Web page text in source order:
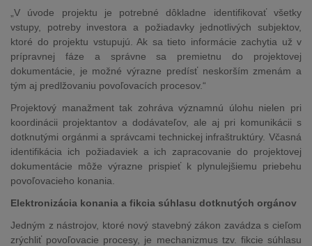
„V úvode projektu je potrebné dôkladne identifikovať všetky
vstupy, potreby investora a požiadavky jednotlivých subjektov,
ktoré do projektu vstupujú. Ak sa tieto informácie zachytia už v
prípravnej fáze a správne sa premietnu do projektovej
dokumentácie, je možné výrazne predísť neskorším zmenám a
tým aj predlžovaniu povoľovacích procesov.“
Projektový manažment tak zohráva významnú úlohu nielen pri
koordinácii projektantov a dodávateľov, ale aj pri komunikácii s
dotknutými orgánmi a správcami technickej infraštruktúry. Včasná
identifikácia ich požiadaviek a ich zapracovanie do projektovej
dokumentácie môže výrazne prispieť k plynulejšiemu priebehu
povoľovacieho konania.
Elektronizácia konania a fikcia súhlasu dotknutých orgánov
Jedným z nástrojov, ktoré nový stavebný zákon zavádza s cieľom
zrýchliť povoľovacie procesy, je mechanizmus tzv. fikcie súhlasu